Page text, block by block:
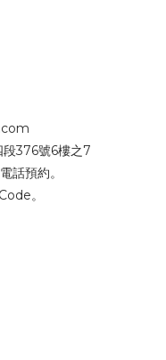
376號6樓之7
話預約。
。